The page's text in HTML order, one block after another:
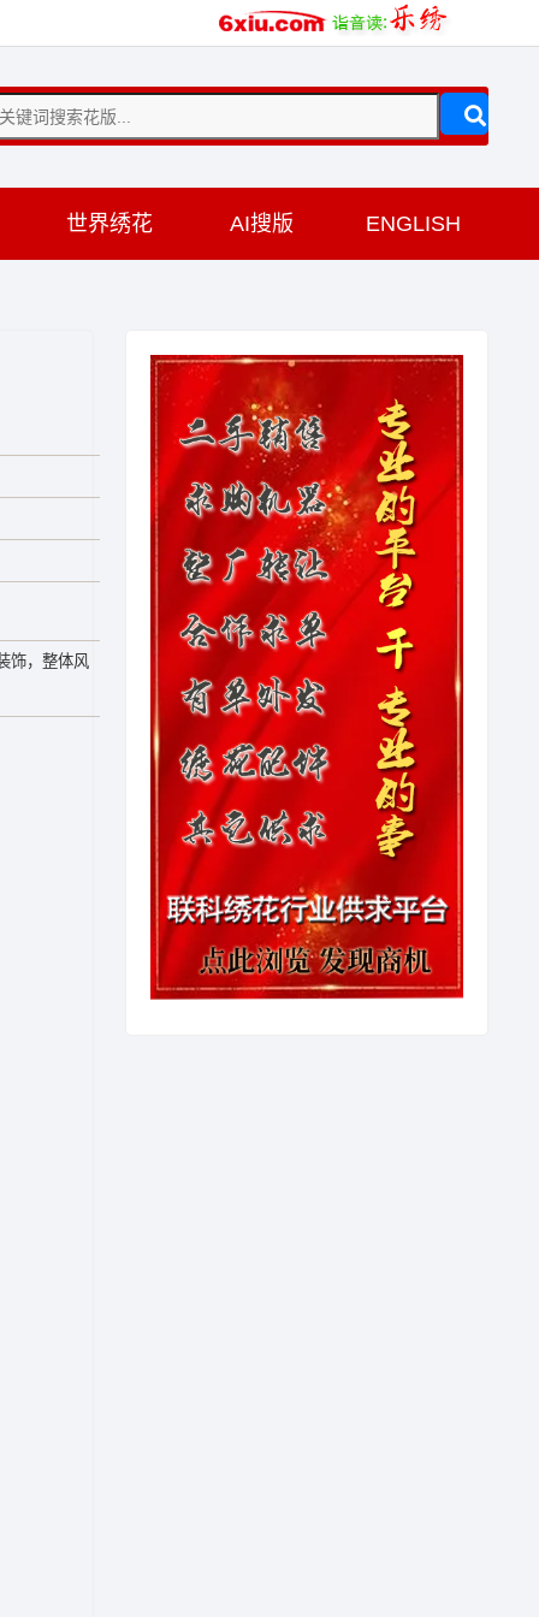
世界绣花 AI搜版 ENGLISH
饰，整体风